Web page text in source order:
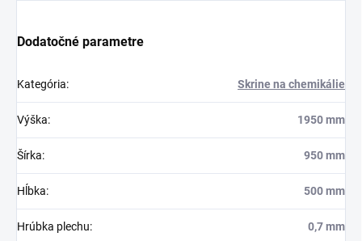
Dodatočné parametre
Kategória: Skrine na chemikálie
Výška: 1950 mm
Šírka: 950 mm
Hĺbka: 500 mm
Hrúbka plechu: 0,7 mm